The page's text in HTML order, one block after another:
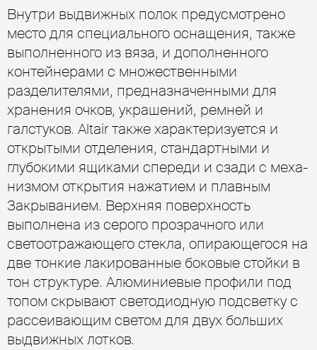
Внутри выдвижных полок предусмотрено
место для специального оснащения, также
выполненного из вяза, и дополненного
контейнерами с множественными
разделителями, предназначенными для
хранения очков, украшений, ремней и
галстуков. Altair также характеризуется и
открытыми отделения, стандартными и
глубокими ящиками спереди и сзади с меха-
низмом открытия нажатием и плавным
Закрыванием. Верхняя поверхность
выполнена из серого прозрачного или
светоотражающего стекла, опирающегося на
две тонкие лакированные боковые стойки в
тон структуре. Алюминиевые профили под
топом скрывают светодиодную подсветку с
рассеивающим светом для двух больших
выдвижных лотков.